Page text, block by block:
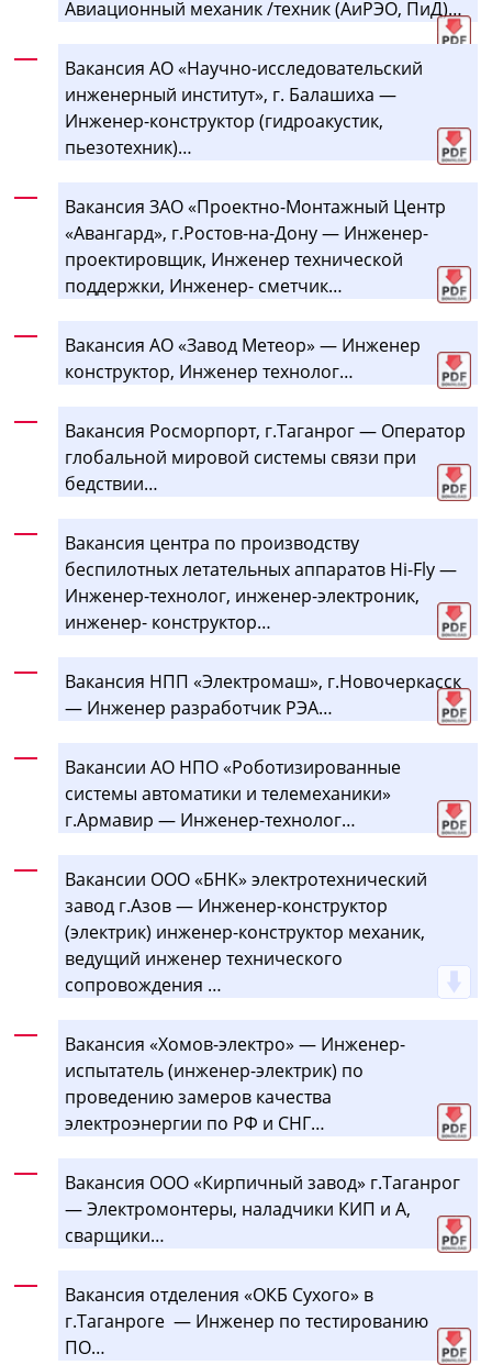
Авиационный механик /техник (АиРЭО, ПиД)…
Вакансия АО «Научно-исследовательский
инженерный институт», г. Балашиха —
Инженер-конструктор (гидроакустик,
пьезотехник)…
Вакансия ЗАО «Проектно-Монтажный Центр
«Авангард», г.Ростов-на-Дону — Инженер-
проектировщик, Инженер технической
поддержки, Инженер- сметчик…
Вакансия АО «Завод Метеор» — Инженер
конструктор, Инженер технолог…
Вакансия Росморпорт, г.Таганрог — Оператор
глобальной мировой системы связи при
бедствии…
Вакансия центра по производству
беспилотных летательных аппаратов Hi-Fly —
Инженер-технолог, инженер-электроник,
инженер- конструктор…
Вакансия НПП «Электромаш», г.Новочеркасск
— Инженер разработчик РЭА…
Вакансии АО НПО «Роботизированные
системы автоматики и телемеханики»
г.Армавир — Инженер-технолог…
Вакансии ООО «БНК» электротехнический
завод г.Азов — Инженер-конструктор
(электрик) инженер-конструктор механик,
ведущий инженер технического
сопровождения …
Вакансия «Хомов-электро» — Инженер-
испытатель (инженер-электрик) по
проведению замеров качества
электроэнергии по РФ и СНГ…
Вакансия ООО «Кирпичный завод» г.Таганрог
— Электромонтеры, наладчики КИП и А,
сварщики…
Вакансия отделения «ОКБ Сухого» в
г.Таганроге — Инженер по тестированию
ПО…